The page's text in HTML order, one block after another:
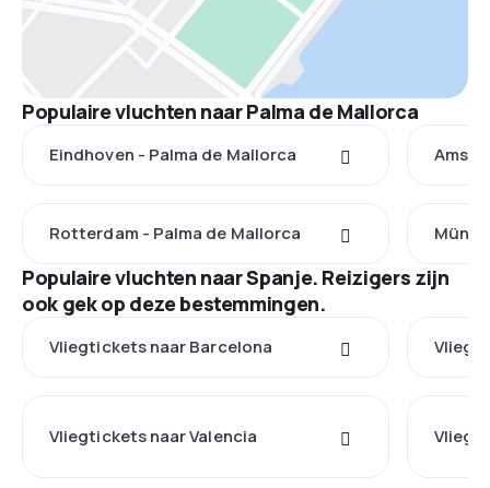
Populaire vluchten naar Palma de Mallorca
Eindhoven - Palma de Mallorca
Rotterdam - Palma de Mallorca
Populaire vluchten naar Spanje. Reizigers zijn
ook gek op deze bestemmingen.
Vliegtickets naar Barcelona
Vliegtickets naar Valencia